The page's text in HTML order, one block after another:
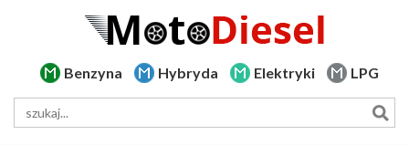
Benzyna Hybryda Elektryki LPG